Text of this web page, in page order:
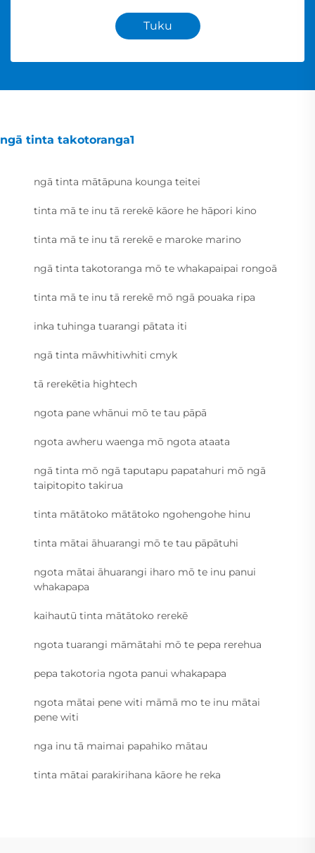
Tuku
ngā tinta takotoranga1
ngā tinta mātāpuna kounga teitei
tinta mā te inu tā rerekē kāore he hāpori kino
tinta mā te inu tā rerekē e maroke marino
ngā tinta takotoranga mō te whakapaipai rongoā
tinta mā te inu tā rerekē mō ngā pouaka ripa
inka tuhinga tuarangi pātata iti
ngā tinta māwhitiwhiti cmyk
tā rerekētia hightech
ngota pane whānui mō te tau pāpā
ngota awheru waenga mō ngota ataata
ngā tinta mō ngā taputapu papatahuri mō ngā
taipitopito takirua
tinta mātātoko mātātoko ngohengohe hinu
tinta mātai āhuarangi mō te tau pāpātuhi
ngota mātai āhuarangi iharo mō te inu panui
whakapapa
kaihautū tinta mātātoko rerekē
ngota tuarangi māmātahi mō te pepa rerehua
pepa takotoria ngota panui whakapapa
ngota mātai pene witi māmā mo te inu mātai
pene witi
nga inu tā maimai papahiko mātau
tinta mātai parakirihana kāore he reka